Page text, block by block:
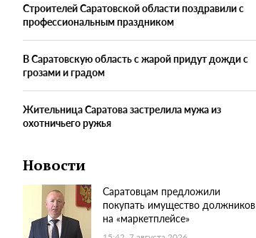
Строителей Саратовской области поздравили с
профессиональным праздником
В Саратовскую область с жарой придут дожди с
грозами и градом
Жительница Саратова застрелила мужа из
охотничьего ружья
Новости
Саратовцам предложили
покупать имущество должников
на «маркетплейсе»